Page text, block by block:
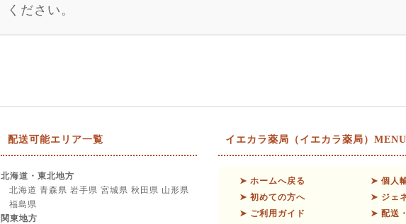
ください。
配送可能エリア一覧
北海道・東北地方
北海道 青森県 岩手県 宮城県 秋田県 山形県
福島県
関東地方
イエカラ薬局（イエカラ薬局）MENU
➤ ホームへ戻る
➤ 初めての方へ
➤ ご利用ガイド
➤ 個人
➤ ジェ
➤ 配送